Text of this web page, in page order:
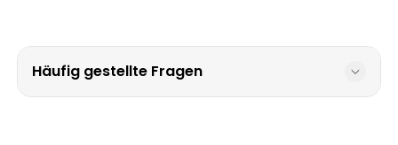
Häufig gestellte Fragen